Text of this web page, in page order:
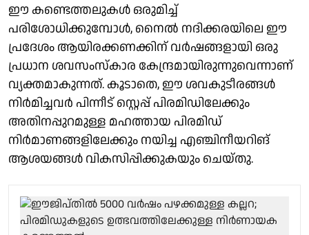
ഈ കണ്ടെത്തലുകൾ ഒരുമിച്ച്
പരിശോധിക്കുമ്പോൾ, നൈൽ നദിക്കരയിലെ ഈ
പ്രദേശം ആയിരക്കണക്കിന് വർഷങ്ങളായി ഒരു
പ്രധാന ശവസംസ്‌കാര കേന്ദ്രമായിരുന്നുവെന്നാണ്
വ്യക്തമാകുന്നത്. കൂടാതെ, ഈ ശവകുടീരങ്ങൾ
നിർമിച്ചവർ പിന്നീട് സ്റ്റെപ്പ് പിരമിഡിലേക്കും
അതിനപ്പുറമുള്ള മഹത്തായ പിരമിഡ്
നിർമാണങ്ങളിലേക്കും നയിച്ച എഞ്ചിനീയറിങ്
ആശയങ്ങൾ വികസിപ്പിക്കുകയും ചെയ്തു.